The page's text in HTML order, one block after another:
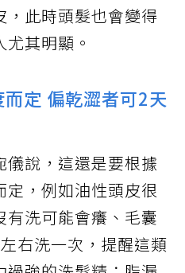
，此時頭髮也會變得
其明顯。
定 偏乾澀者可2天
說，這還是要根據
，例如油性頭皮很
洗可能會癢、毛囊
右洗一次，提醒這類